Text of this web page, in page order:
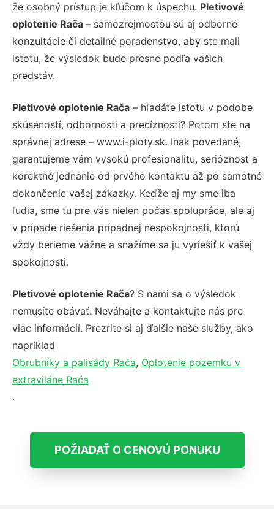
že osobný prístup je kľúčom k úspechu. Pletivové
oplotenie Rača – samozrejmosťou sú aj odborné
konzultácie či detailné poradenstvo, aby ste mali
istotu, že výsledok bude presne podľa vašich
predstáv.
Pletivové oplotenie Rača – hľadáte istotu v podobe
skúseností, odbornosti a precíznosti? Potom ste na
správnej adrese – www.i-ploty.sk. Inak povedané,
garantujeme vám vysokú profesionalitu, serióznosť a
korektné jednanie od prvého kontaktu až po samotné
dokončenie vašej zákazky. Keďže aj my sme iba
ľudia, sme tu pre vás nielen počas spolupráce, ale aj
v prípade riešenia prípadnej nespokojnosti, ktorú
vždy berieme vážne a snažíme sa ju vyriešiť k vašej
spokojnosti.
Pletivové oplotenie Rača? S nami sa o výsledok
nemusíte obávať. Neváhajte a kontaktujte nás pre
viac informácií. Prezrite si aj ďalšie naše služby, ako
napríklad
Obrubníky a palisády Rača, Oplotenie pozemku v
extraviláne Rača
.
POŽIADAŤ O CENOVÚ PONUKU